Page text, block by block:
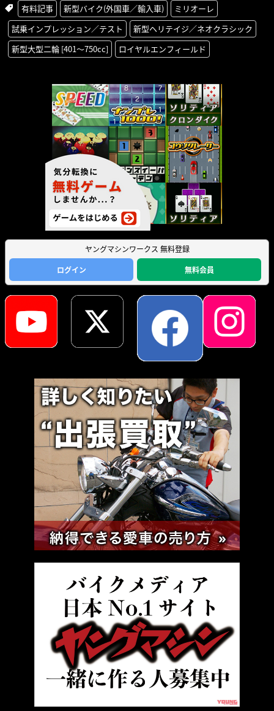
有料記事 新型バイク(外国車／輸入車)
ミリオーレ
試乗インプレッション／テスト
新型ヘリテイジ／ネオクラシック
新型大型二輪 [401〜750cc]
ロイヤルエンフィールド
ヤングマシンワークス 無料登録
ログイン
無料会員